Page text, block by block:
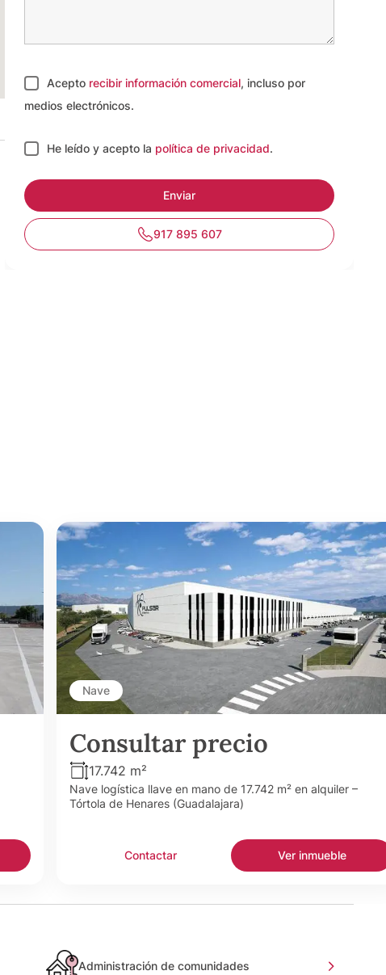
Acepto recibir información comercial, incluso por
medios electrónicos.
He leído y acepto la política de privacidad.
917 895 607
Nave
Consultar precio
17.742 m²
Nave logística llave en mano de 17.742 m² en alquiler –
Tórtola de Henares (Guadalajara)
Contactar Ver inmueble
Administración de comunidades